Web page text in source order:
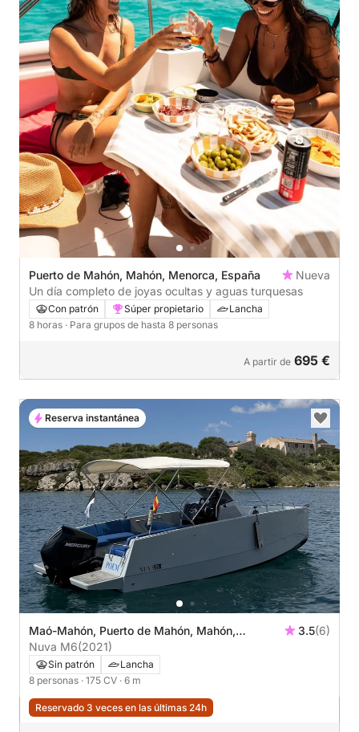
Puerto de Mahón, Mahón, Menorca, España
Nueva
Un día completo de joyas ocultas y aguas turquesas
Con patrón Súper propietario
Lancha
8 horas · Para grupos de hasta 8 personas
A partir de 695 €
Maó-Mahón, Puerto de Mahón, Mahón,
Menorca
3.5(6)
Nuva M6(2021)
Sin patrón
Lancha
8 personas · 175 CV · 6 m
Reservado 3 veces en las últimas 24h
Reserva instantánea